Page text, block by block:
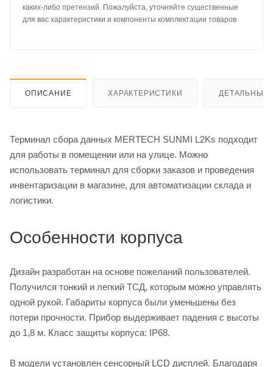
каких-либо претензий. Пожалуйста, уточняйте существенные
для вас характеристики и компоненты комплектации товаров
ОПИСАНИЕ ХАРАКТЕРИСТИКИ ДЕТАЛЬНЫЕ
Терминал сбора данных MERTECH SUNMI L2Ks подходит
для работы в помещении или на улице. Можно
использовать терминал для сборки заказов и проведения
инвентаризации в магазине, для автоматизации склада и
логистики.
Особенности корпуса
Дизайн разработан на основе пожеланий пользователей.
Получился тонкий и легкий ТСД, которым можно управлять
одной рукой. Габариты корпуса были уменьшены без
потери прочности. Прибор выдерживает падения с высоты
до 1,8 м. Класс защиты корпуса: IP68.
В модели установлен сенсорный LCD дисплей. Благодаря